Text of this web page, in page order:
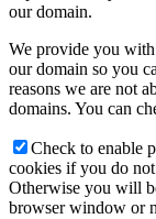
our domain.
We provide you
our domain so you
reasons we are not
domains. You can
Check to enable
cookies if you do
Otherwise you will
browser window or